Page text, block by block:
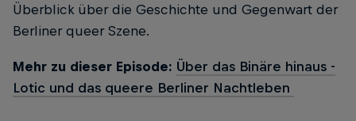
Überblick über die Geschichte und Gegenwart der
Berliner queer Szene.
Mehr zu dieser Episode: Über das Binäre hinaus -
Lotic und das queere Berliner Nachtleben